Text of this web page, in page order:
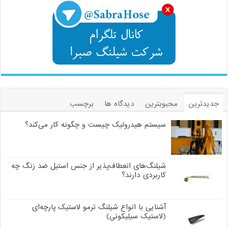
جدیدترین محبوبترین دیدگاه ها
برچسب
سیستم هیدرولیک چیست و چگونه کار می‌کند؟
شیلنگ‌های انعطاف‌پذیر از جنس استیل ضد زنگ چه
کاربردی دارند؟
آشنایی با انواع شیلنگ ترمو لاستیک پارچه‌ای
(لاستیک سیلیکونی)